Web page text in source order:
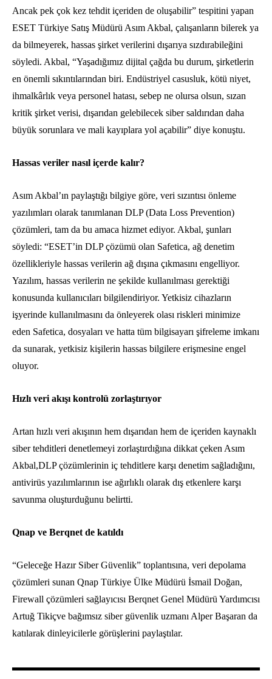
Ancak pek çok kez tehdit içeriden de oluşabilir” tespitini yapan
ESET Türkiye Satış Müdürü Asım Akbal, çalışanların bilerek ya
da bilmeyerek, hassas şirket verilerini dışarıya sızdırabileğini
söyledi. Akbal, “Yaşadığımız dijital çağda bu durum, şirketlerin
en önemli sıkıntılarından biri. Endüstriyel casusluk, kötü niyet,
ihmalkârlık veya personel hatası, sebep ne olursa olsun, sızan
kritik şirket verisi, dışarıdan gelebilecek siber saldırıdan daha
büyük sorunlara ve mali kayıplara yol açabilir” diye konuştu.
Hassas veriler nasıl içerde kalır?
Asım Akbal’ın paylaştığı bilgiye göre, veri sızıntısı önleme
yazılımları olarak tanımlanan DLP (Data Loss Prevention)
çözümleri, tam da bu amaca hizmet ediyor. Akbal, şunları
söyledi: “ESET’in DLP çözümü olan Safetica, ağ denetim
özellikleriyle hassas verilerin ağ dışına çıkmasını engelliyor.
Yazılım, hassas verilerin ne şekilde kullanılması gerektiği
konusunda kullanıcıları bilgilendiriyor. Yetkisiz cihazların
işyerinde kullanılmasını da önleyerek olası riskleri minimize
eden Safetica, dosyaları ve hatta tüm bilgisayarı şifreleme imkanı
da sunarak, yetkisiz kişilerin hassas bilgilere erişmesine engel
oluyor.
Hızlı veri akışı kontrolü zorlaştırıyor
Artan hızlı veri akışının hem dışarıdan hem de içeriden kaynaklı
siber tehditleri denetlemeyi zorlaştırdığına dikkat çeken Asım
Akbal,DLP çözümlerinin iç tehditlere karşı denetim sağladığını,
antivirüs yazılımlarının ise ağırlıklı olarak dış etkenlere karşı
savunma oluşturduğunu belirtti.
Qnap ve Berqnet de katıldı
“Geleceğe Hazır Siber Güvenlik” toplantısına, veri depolama
çözümleri sunan Qnap Türkiye Ülke Müdürü İsmail Doğan,
Firewall çözümleri sağlayıcısı Berqnet Genel Müdürü Yardımcısı
Artuğ Tikiçve bağımsız siber güvenlik uzmanı Alper Başaran da
katılarak dinleyicilerle görüşlerini paylaştılar.